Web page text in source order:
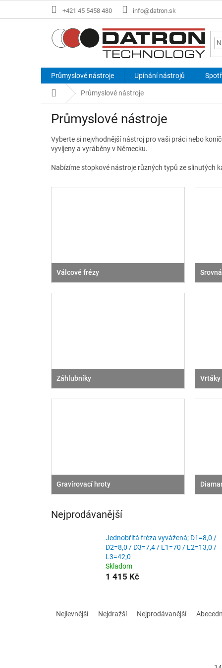
+421 45 5458 480 info@datron.sk
Průmyslové nástroje Upínání nástrojů
Domů Průmyslové nástroje
Průmyslové nástroje
Vyberte si nejvhodnější nástroj pro vaši práci nebo
vyvíjeny a vyráběny v Německu.
Nabízíme stopkové nástroje různých typů ze slinutých
Válcové frézy
Záhlubníky Vrtáky
Gravírovací hroty
Nejprodávanější
Jednobřitá fréza vyvážená; D1=8,0 /
D2=8,0 / D3=7,4 / L1=70 / L2=13,0 /
L3=42,0
Skladom
1 415 Kč
Nejlevnější Nejdražší Nejprodávanější